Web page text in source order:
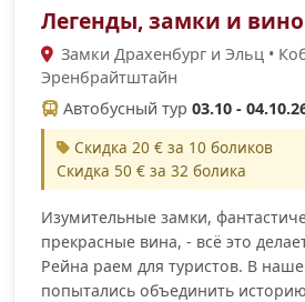
Легенды, замки и
Замки Драхенбург и Эльц •
Эренбрайтштайн
Автобусный тур 03.10 -
Скидка 20 € за 10 боликов
Скидка 50 € за 32 болика
Изумительные замки,
прекрасные вина, - всё это
Рейна раем для туристов. В
попытались объединить